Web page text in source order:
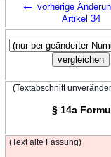
← vorherige
Artikel 34
(Textabschnitt
§ 14a
(Text alte Fassung)